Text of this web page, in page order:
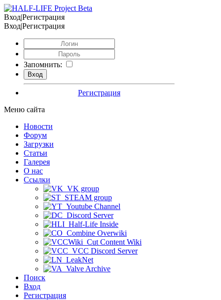
Вход|Регистрация
Вход|Регистрация
Запомнить:
Регистрация
Меню сайта
Новости
Форум
Загрузки
Статьи
Галерея
О нас
Ссылки
VK group
STEAM group
Youtube Channel
Discord Server
Half-Life Inside
Combine Overwiki
Cut Content Wiki
VCC Discord Server
LeakNet
Valve Archive
Поиск
Вход
Регистрация